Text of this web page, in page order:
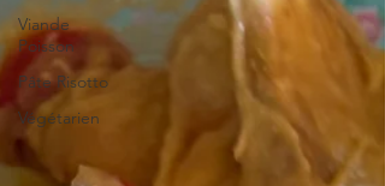
Viande
Poisson
Pâte Risotto
Végétarien